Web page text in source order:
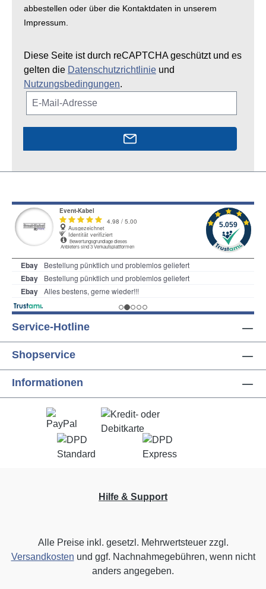
abbestellen oder über die Kontaktdaten in unserem
Impressum.
Diese Seite ist durch reCAPTCHA geschützt und es
gelten die Datenschutzrichtlinie und
Nutzungsbedingungen.
Service-Hotline
Shopservice
Informationen
Hilfe & Support
Alle Preise inkl. gesetzl. Mehrwertsteuer zzgl.
Versandkosten und ggf. Nachnahmegebühren, wenn nicht
anders angegeben.